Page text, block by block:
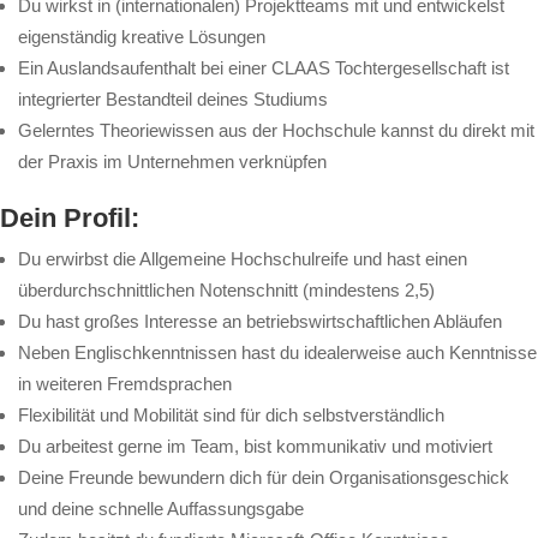
Du wirkst in (internationalen) Projektteams mit und entwickelst
eigenständig kreative Lösungen
Ein Auslandsaufenthalt bei einer CLAAS Tochtergesellschaft ist
integrierter Bestandteil deines Studiums
Gelerntes Theoriewissen aus der Hochschule kannst du direkt mit
der Praxis im Unternehmen verknüpfen
Dein Profil:
Du erwirbst die Allgemeine Hochschulreife und hast einen
überdurchschnittlichen Notenschnitt (mindestens 2,5)
Du hast großes Interesse an betriebswirtschaftlichen Abläufen
Neben Englischkenntnissen hast du idealerweise auch Kenntnisse
in weiteren Fremdsprachen
Flexibilität und Mobilität sind für dich selbstverständlich
Du arbeitest gerne im Team, bist kommunikativ und motiviert
Deine Freunde bewundern dich für dein Organisationsgeschick
und deine schnelle Auffassungsgabe